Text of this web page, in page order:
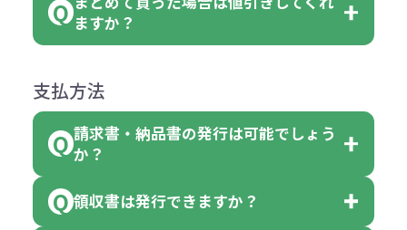
但し、ロゴなど名入れ印刷をされる
費用）
色指定できる商品に付きましては商
品詳細の購入の所で色が選べるよう
になっております。
クエアトート」を300個注文した場
クエアトート」は10個単位でしたら
色を指定出来るので、ピンクを100
個、ブルーを90個、イエローを110
障）の場合
合
●名入れ、オリジナルの内容が異な
っていた場合
または返金にて対応させていただき
名入れありの場合の代金の計算方法
は下記の通りです。
計算例：
＜1色印刷の場合＞
（提供価格（商品代）+名入れ費用
（印刷代））×枚数+製版代
ますか？
商品によりますが、お見積もりさせ
ていただきます。
見積もりサポートから個別でお問い
支払方法
請求書・納品書の発行は可能でしょう
か？
会員様はマイページより各種帳票の
領収書は発行できますか？